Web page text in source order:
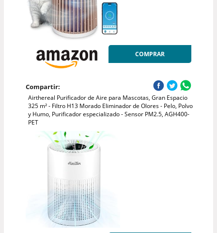
COMPRAR
Compartir:
Airthereal Purificador de Aire para Mascotas, Gran Espacio
325 m² - Filtro H13 Morado Eliminador de Olores - Pelo, Polvo
y Humo, Purificador especializado - Sensor PM2.5, AGH400-
PET